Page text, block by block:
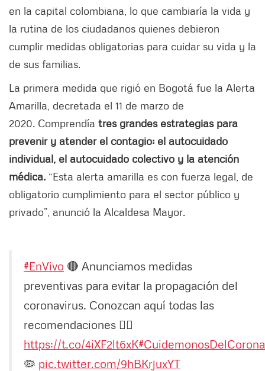
en la capital colombiana, lo que cambiaría la vida y
la rutina de los ciudadanos quienes debieron
cumplir medidas obligatorias para cuidar su vida y la
de sus familias.
La primera medida que rigió en Bogotá fue la Alerta
Amarilla, decretada el 11 de marzo de
2020. Comprendía tres grandes estrategias para
prevenir y atender el contagio: el autocuidado
individual, el autocuidado colectivo y la atención
médica. “Esta alerta amarilla es con fuerza legal, de
obligatorio cumplimiento para el sector público y
privado”, anunció la Alcaldesa Mayor.
#EnVivo 🔴 Anunciamos medidas
preventivas para evitar la propagación del
coronavirus. Conozcan aquí todas las
recomendaciones 👇🏽
https://t.co/4iXF2lt6xK
🦠 pic.twitter.com/9hBKrjuxYT